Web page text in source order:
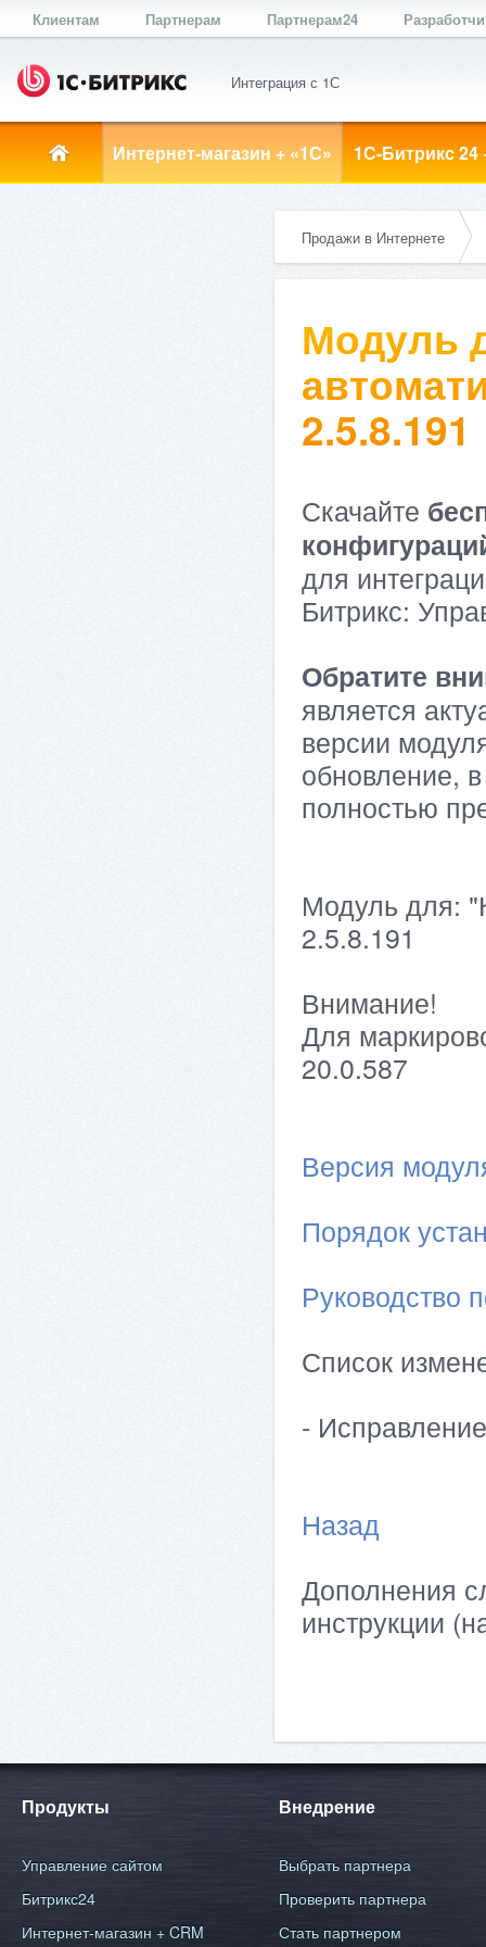
Клиентам Партнерам Партнерам24
Интеграция с 1С
Интернет-магазин + «1С» 1С-Битрикс 24
Продажи в Интернете
Модуль
2.5.8.191
Скачайте
для
Битрикс:
Обратите
является
версии
обновление,
полностью
Модуль для:
2.5.8.191
Внимание!
Для
20.0.587
Версия
Порядок
Руководство
Список
-
Назад
Дополнения
инструкции
Продукты
Управление сайтом
Битрикс24
Интернет-магазин + CRM
Внедрение
Выбрать партнера
Проверить партнера
Стать партнером